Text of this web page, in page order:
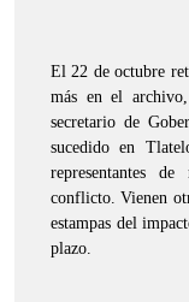
El 22 de octubre
más en el
secretario de
sucedido en
representantes
conflicto. Vienen
estampas del
plazo.